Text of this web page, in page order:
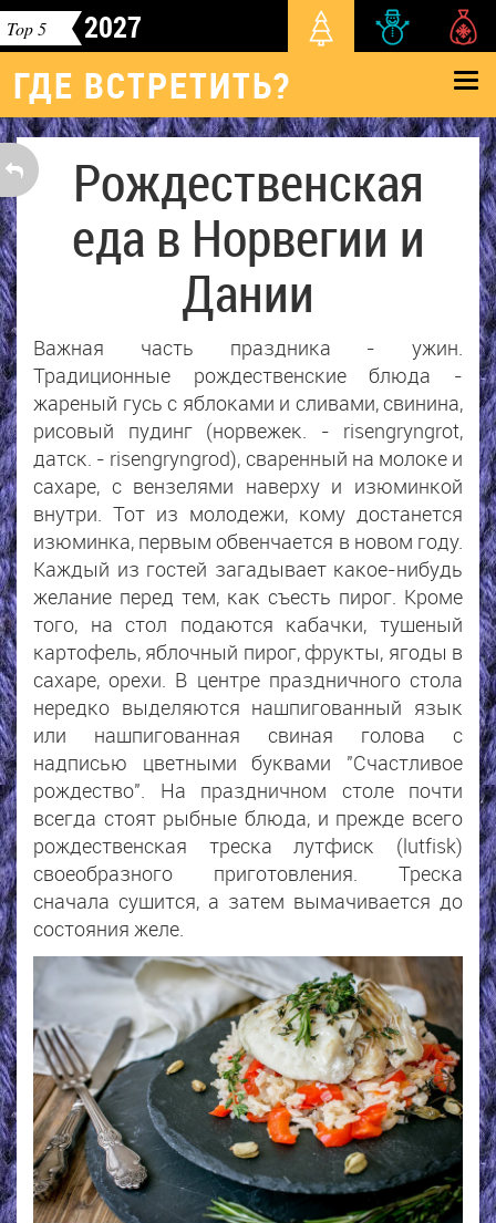
Top 5 2027
ГДЕ ВСТРЕТИТЬ?
Рождественская
еда в Норвегии и
Дании
Важная часть праздника - ужин.
Традиционные рождественские блюда -
жареный гусь с яблоками и сливами, свинина,
рисовый пудинг (норвежек. - risengryngrot,
датск. - risengryngrоd), сваренный на молоке и
сахаре, с вензелями наверху и изюминкой
внутри. Тот из молодежи, кому достанется
изюминка, первым обвенчается в новом году.
Каждый из гостей загадывает какое-нибудь
желание перед тем, как съесть пирог. Кроме
того, на стол подаются кабачки, тушеный
картофель, яблочный пирог, фрукты, ягоды в
сахаре, орехи. В центре праздничного стола
нередко выделяются нашпигованный язык
или нашпигованная свиная голова с
надписью цветными буквами "Счастливое
рождество". На праздничном столе почти
всегда стоят рыбные блюда, и прежде всего
рождественская треска лутфиск (lutfisk)
своеобразного приготовления. Треска
сначала сушится, а затем вымачивается до
состояния желе.